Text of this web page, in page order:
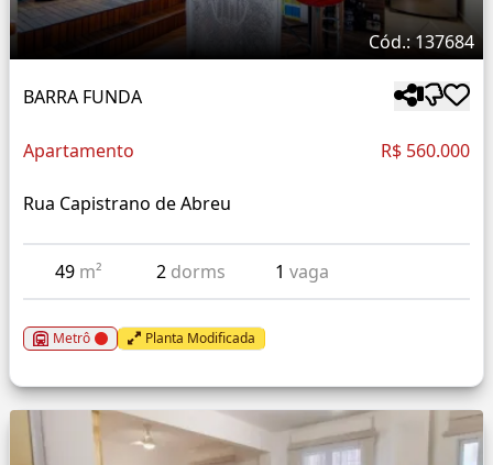
Cód.: 137684
BARRA FUNDA
Apartamento R$ 560.000
Rua Capistrano de Abreu
49 m² 2 dorms 1vaga
Metrô Planta Modificada